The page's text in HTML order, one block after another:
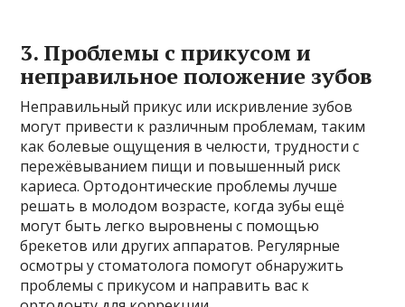
3. Проблемы с прикусом и
неправильное положение зубов
Неправильный прикус или искривление зубов
могут привести к различным проблемам, таким
как болевые ощущения в челюсти, трудности с
пережёвыванием пищи и повышенный риск
кариеса. Ортодонтические проблемы лучше
решать в молодом возрасте, когда зубы ещё
могут быть легко выровнены с помощью
брекетов или других аппаратов. Регулярные
осмотры у стоматолога помогут обнаружить
проблемы с прикусом и направить вас к